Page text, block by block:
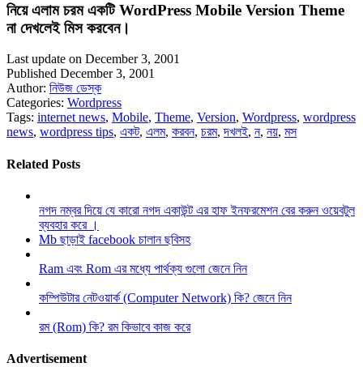
নিয়ে এলাম চরম একটি WordPress Mobile Version Theme
না দেখলেই মিস করবেন।
Last update on December 3, 2001
Published December 3, 2001
Author: নিউজ ডেস্ক
Categories: Wordpress
Tags: internet news, Mobile, Theme, Version, Wordpress, wordpress
news, wordpress tips, একট, এলম, করবন, চরম,দখলই, ন, নয়, মস
Related Posts
নগদ নম্বর দিয়ে যে কারো নগদ একাউন্ট এর হাফ ইনফরমেশন বের করুন ওয়েবটুল
ব্যবহার করে ।
Mb ছাড়াই facebook চালান ছবিসহ
Ram এবং Rom এর মধ্যে পার্থক্য গুলো জেনে নিন
কম্পিউটার নেটওয়ার্ক (Computer Network) কি? জেনে নিন
রম (Rom) কি? রম কিভাবে কাজ করে
Advertisement